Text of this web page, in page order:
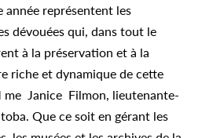
année représentent les
dévouées qui, dans tout le
à la préservation et à la
riche et dynamique de cette
me Janice Filmon, lieutenante-
Que ce soit en gérant les